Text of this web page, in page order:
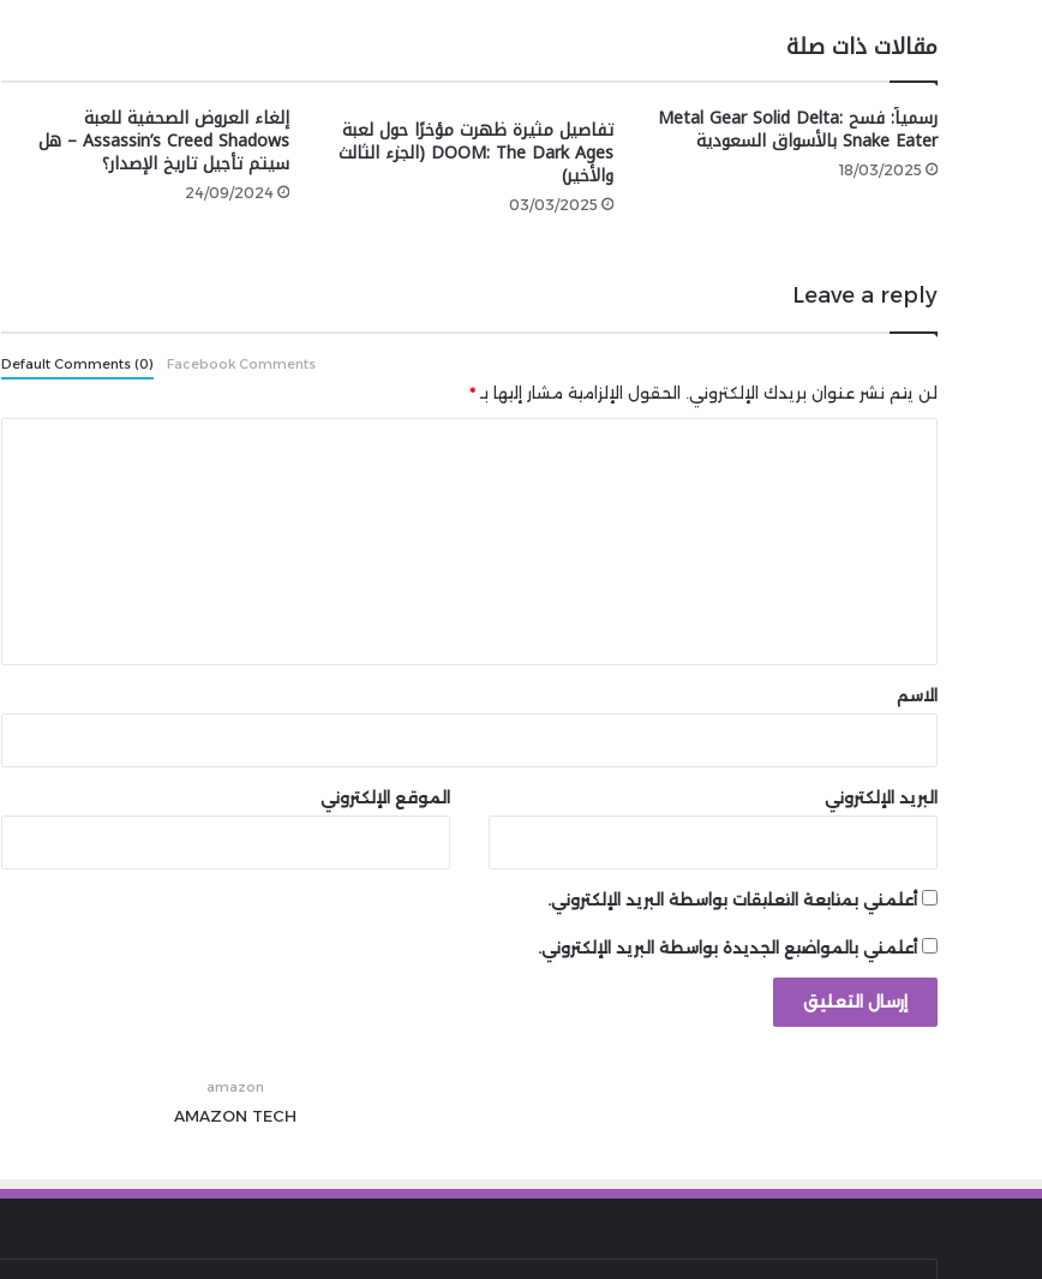
مقالات ذات صلة
رسمياً: فسح Metal Gear Solid Delta:
Snake Eater بالأسواق السعودية
18/03/2025
تفاصيل مثيرة ظهرت مؤخرًا حول لعبة
DOOM: The Dark Ages (الجزء الثالث
والأخير)
03/03/2025
إلغاء العروض الصحفية للعبة
Assassin’s Creed Shadows – هل
سيتم تأجيل تاريخ الإصدار؟
24/09/2024
Leave a reply
Default Comments (0) Facebook Comments
لن يتم نشر عنوان بريدك الإلكتروني. الحقول الإلزامية مشار إليها بـ *
*الاسم
البريد الإلكتروني الموقع الإلكتروني
أعلمني بمتابعة التعليقات بواسطة البريد الإلكتروني.
أعلمني بالمواضيع الجديدة بواسطة البريد الإلكتروني.
amazon
AMAZON TECH